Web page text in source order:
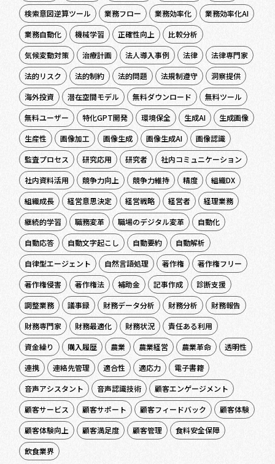
検索意図逆算ツール 業務フロー 業務効率化
業務効率化AI
業務自動化
機械学習 正確性向上
比較分析
気候変動対策
治療計画 法人導入事例 法律
法律専門家
法的リスク
法的制約 法的問題 法規制遵守
洞察提供
海外投資
潜在空間モデル 無料ダウンロード
無料ツール
無料ユーザー
特化GPT開発 環境保全 生成AI
生成画像
生産性
画像加工 画像生成 画像生成AI
画像認識
監査プロセス
研究応用 研究者
社内コミュニケーション
社内資料活用
競争力向上 競争力維持 精度
組織DX
組織成長
経営意思決定 経営戦略 経営者
経理業務
継続的学習
職務変革 職場のデジタル変革
自動化
自動応答
自動文字起こし 自動要約
自動解析
自律型エージェント
自然言語処理 著作権
著作権フリー
著作権侵害
著作権法 補助金 記事作成
診断支援
調整業務
議事録 財務データ分析 財務分析
財務報告
財務専門家
財務最適化 財務状況
責任ある利用
資金繰り
購入履歴 農業 農業経営 農業革命
透明性
連携
連絡先管理 適合性 適応力
電子書籍
音声アシスタント
音声認識技術
顧客エンゲージメント
顧客サービス
顧客サポート 顧客フィードバック
顧客体験
顧客体験向上
顧客満足度 顧客管理
食料安全保障
飲食業界